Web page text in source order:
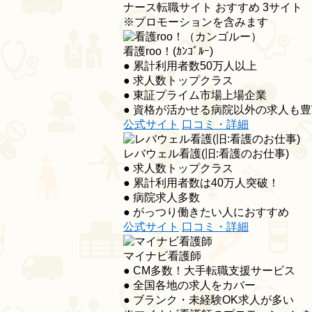
ナース転職サイト おすすめ 3サイト
※プロモーションを含みます
看護roo！(ｶﾝｺﾞﾙｰ)
● 累計利用者数50万人以上
● 求人数トップクラス
● 東証プライム市場上場企業
● 資格が活かせる病院以外の求人も
公式サイト 口コミ・詳細
レバウェル看護(旧:看護のお仕事)
● 求人数トップクラス
● 累計利用者数は40万人突破！
● 病院求人多数
● がっつり働きたい人におすすめ
公式サイト 口コミ・詳細
マイナビ看護師
● CM多数！大手転職支援サービス
● 全国各地の求人をカバー
● ブランク・未経験OK求人が多い